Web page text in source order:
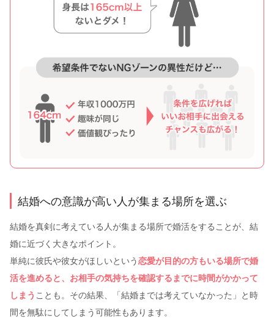
結婚への意識が高い人が集まる場所を選ぶ
結婚を真剣に考えている人が集まる場所で婚活をすることが、結
婚に近づく大きなポイント。
単純に彼氏や彼女がほしいという恋愛が目的の方もいる場所で婚
活を進めると、お相手の気持ちを確認するまでに時間がかかって
しまう ことも。その結果、「結婚までは考えていなかった」と時
間を無駄にしてしまう可能性もあります。